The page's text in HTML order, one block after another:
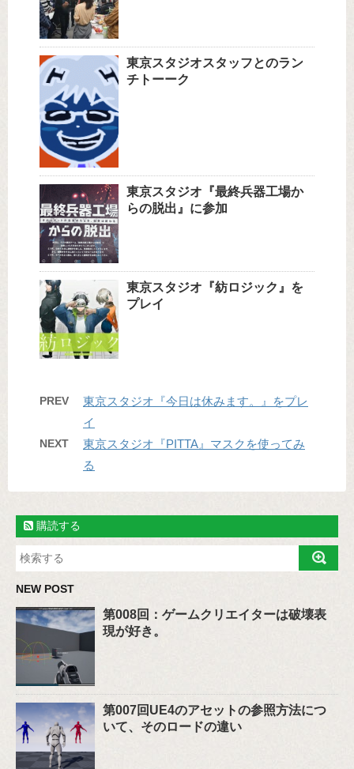
東京スタジオスタッフとのラン
チトーーク
東京スタジオ『最終兵器工場か
らの脱出』に参加
東京スタジオ『紡ロジック』を
プレイ
PREV
東京スタジオ『今日は休みます。』をプレ
イ
NEXT
東京スタジオ『PITTA』マスクを使ってみ
る
購読する
NEW POST
第008回：ゲームクリエイターは破壊表
現が好き。
第007回UE4のアセットの参照方法につ
いて、そのロードの違い